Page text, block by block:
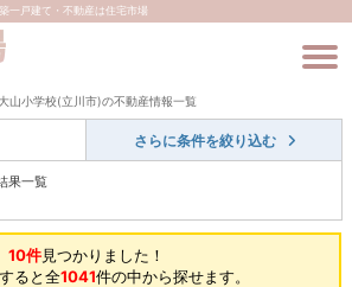
一戸建て・不動産は住宅市場
大山小学校(立川市)の不動産情報一覧
さらに条件を絞り込む
果一覧
10件見つかりました！
ると全1041件の中から探せます。